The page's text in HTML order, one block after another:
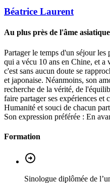
Béatrice Laurent
Au plus près de l'âme asiatique
Partager le temps d'un séjour
qui a vécu 10 ans en Chine, et a
c'est sans aucun doute se
et japonaise. Néanmoins, son
recherche de la vérité, de
faire partager ses expériences et
Humanité et souci de chacun
Son expression préférée : En
Formation
Sinologue diplômée de